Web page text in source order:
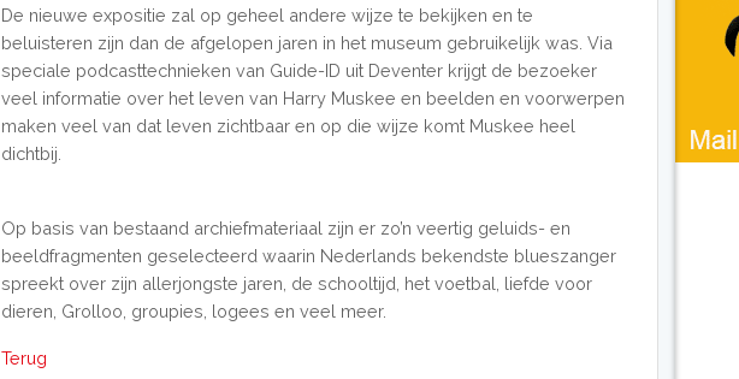
De nieuwe expositie zal op geheel andere wijze te bekijken en te
beluisteren zijn dan de afgelopen jaren in het museum gebruikelijk was. Via
speciale podcasttechnieken van Guide-ID uit Deventer krijgt de bezoeker
veel informatie over het leven van Harry Muskee en beelden en voorwerpen
maken veel van dat leven zichtbaar en op die wijze komt Muskee heel
dichtbij.
Op basis van bestaand archiefmateriaal zijn er zo’n veertig geluids- en
beeldfragmenten geselecteerd waarin Nederlands bekendste blueszanger
spreekt over zijn allerjongste jaren, de schooltijd, het voetbal, liefde voor
dieren, Grolloo, groupies, logees en veel meer.
Terug